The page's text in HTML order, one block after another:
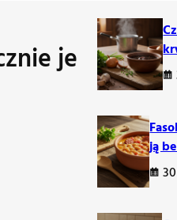
jeść?
ją